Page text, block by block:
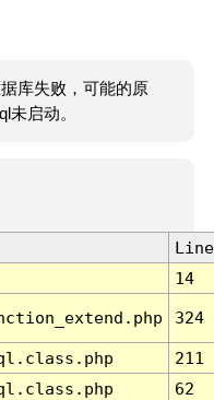
库失败，可能的原
未启动。
Line
14
324
211
62